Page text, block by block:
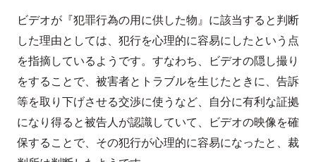
ビデオが『犯罪行為の用に供した物』に該当すると判断
した理由としては、犯行を心理的に容易にしたという点
を指摘しているようです。すなわち、ビデオの隠し撮り
をすることで、被害者とトラブルを生じたときに、告訴
等を取り下げさせる交渉に使うなど、自分に有利な証拠
になり得ると被告人が認識していて、ビデオの映像を確
保することで、その犯行が心理的に容易になったと、裁